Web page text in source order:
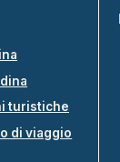
turistiche
di viaggio